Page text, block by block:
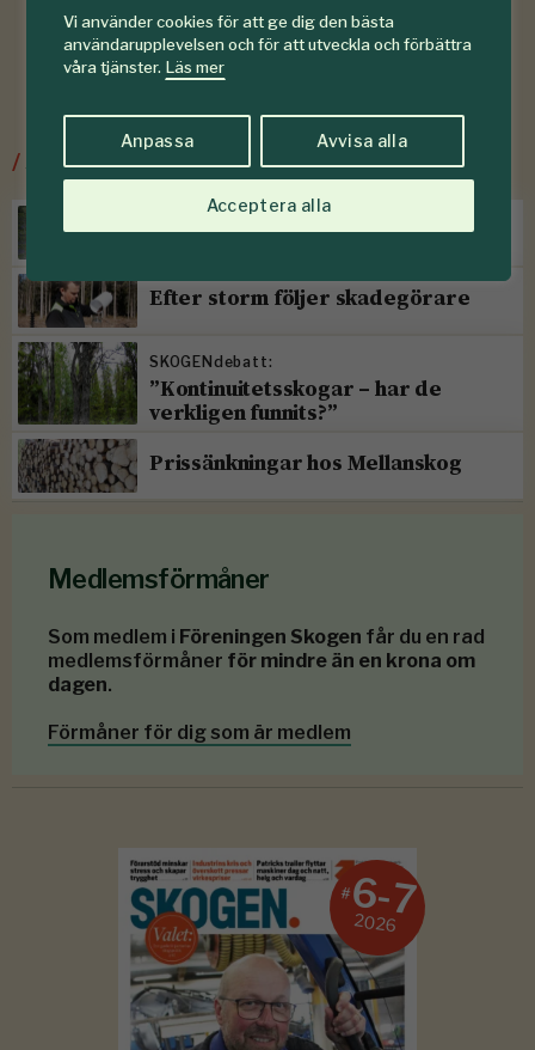
Vi använder cookies för att ge dig den bästa
användarupplevelsen och för att utveckla och förbättra
våra tjänster. Läs mer
Anpassa Avvisa alla
Acceptera alla
/Senaste ur Skogsskötsel
Torr höst försvagar sommargran
Efter storm följer skadegörare
SKOGENdebatt:
”Kontinuitetsskogar – har de
verkligen funnits?”
Prissänkningar hos Mellanskog
Medlemsförmåner
Som medlem i Föreningen Skogen får du en rad
medlemsförmåner för mindre än en krona om
dagen.
Förmåner för dig som är medlem
#6-7
2026